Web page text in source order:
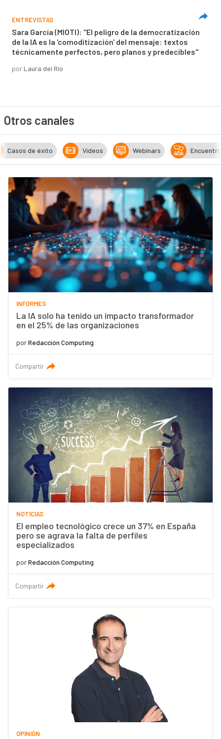
ENTREVISTAS
Sara García (MIOTI): "El peligro de la democratización
de la IA es la 'comoditización' del mensaje: textos
técnicamente perfectos, pero planos y predecibles"
porLaura del Río
Otros canales
Casos de éxito Vídeos Webinars
INFORMES
La IA solo ha tenido un impacto transformador
en el 25% de las organizaciones
porRedacción Computing
Compartir
NOTICIAS
El empleo tecnológico crece un 37% en España
pero se agrava la falta de perfiles
especializados
porRedacción Computing
Compartir
OPINIÓN